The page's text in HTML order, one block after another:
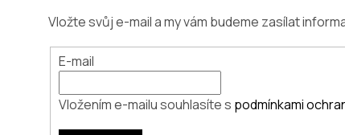
Vložte svůj e-mail a my vám budeme zasílat
E-mail
Vložením e-mailu souhlasíte s podmínkami